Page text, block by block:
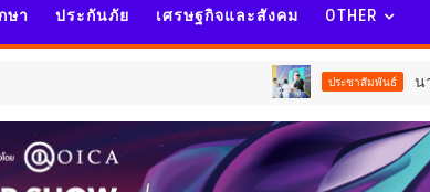
ษา ประกันภัย เศรษฐกิจและสังคม OTHER
ประชาสัมพันธ์ นายกฯ อนุทิน เชิดชู